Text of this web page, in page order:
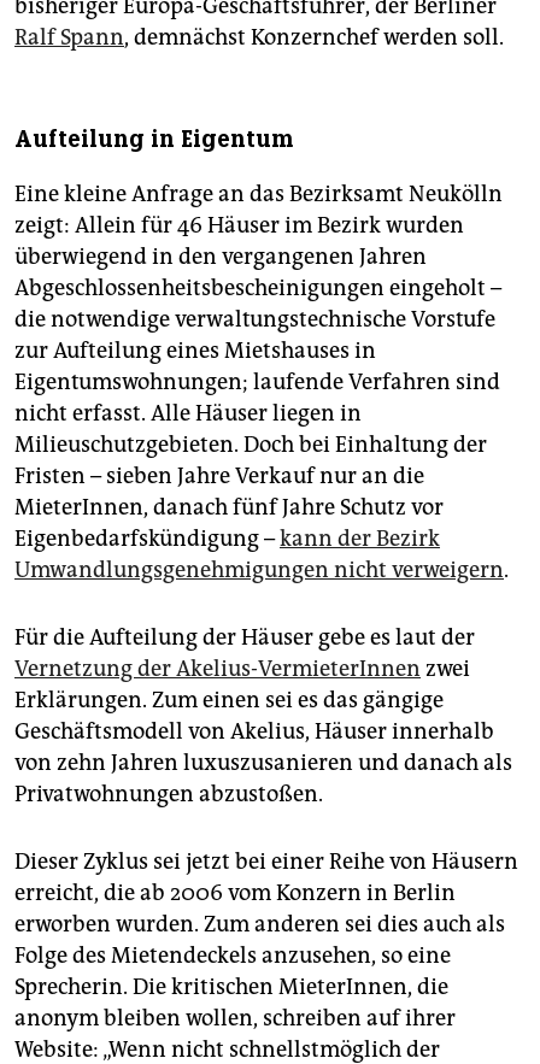
bisheriger Europa-Geschäftsführer, der Berliner
Ralf Spann, demnächst Konzernchef werden soll.
Aufteilung in Eigentum
Eine kleine Anfrage an das Bezirksamt Neukölln
zeigt: Allein für 46 Häuser im Bezirk wurden
überwiegend in den vergangenen Jahren
Abgeschlossenheitsbescheinigungen eingeholt –
die notwendige verwaltungstechnische Vorstufe
zur Aufteilung eines Mietshauses in
Eigentumswohnungen; laufende Verfahren sind
nicht erfasst. Alle Häuser liegen in
Milieuschutzgebieten. Doch bei Einhaltung der
Fristen – sieben Jahre Verkauf nur an die
MieterInnen, danach fünf Jahre Schutz vor
Eigenbedarfskündigung –kann der Bezirk
Umwandlungsgenehmigungen nicht verweigern.
Für die Aufteilung der Häuser gebe es laut der
Vernetzung der Akelius-VermieterInnen zwei
Erklärungen. Zum einen sei es das gängige
Geschäftsmodell von Akelius, Häuser innerhalb
von zehn Jahren luxuszusanieren und danach als
Privatwohnungen abzustoßen.
Dieser Zyklus sei jetzt bei einer Reihe von Häusern
erreicht, die ab 2006 vom Konzern in Berlin
erworben wurden. Zum anderen sei dies auch als
Folge des Mietendeckels anzusehen, so eine
Sprecherin. Die kritischen MieterInnen, die
anonym bleiben wollen, schreiben auf ihrer
Website: „Wenn nicht schnellstmöglich der